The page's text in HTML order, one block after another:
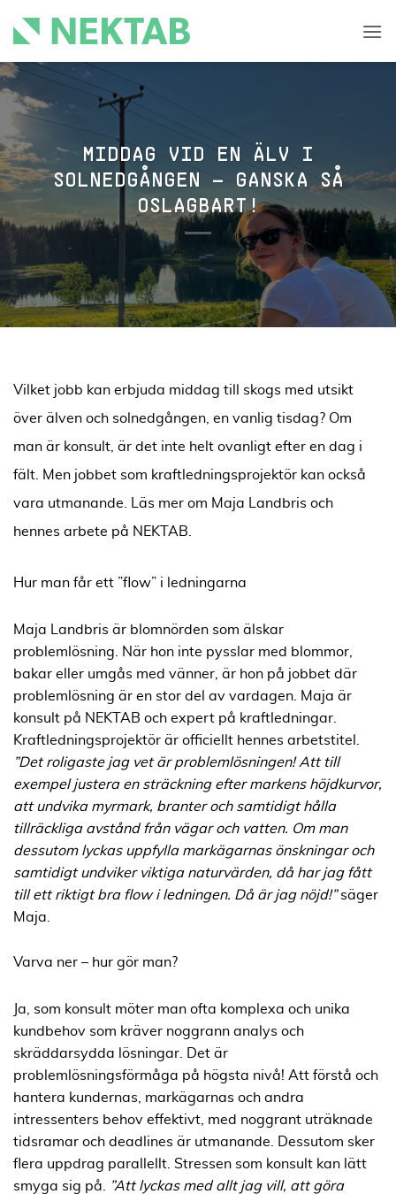
MIDDAG VID EN ÄLV I
SOLNEDGÅNGEN – GANSKA SÅ
OSLAGBART!
Vilket jobb kan erbjuda middag till skogs med utsikt
över älven och solnedgången, en vanlig tisdag? Om
man är konsult, är det inte helt ovanligt efter en dag i
fält. Men jobbet som kraftledningsprojektör kan också
vara utmanande. Läs mer om Maja Landbris och
hennes arbete på NEKTAB.
Hur man får ett ”flow” i ledningarna
Maja Landbris är blomnörden som älskar
problemlösning. När hon inte pysslar med blommor,
bakar eller umgås med vänner, är hon på jobbet där
problemlösning är en stor del av vardagen. Maja är
konsult på NEKTAB och expert på kraftledningar.
Kraftledningsprojektör är officiellt hennes arbetstitel.
”Det roligaste jag vet är problemlösningen! Att till
exempel justera en sträckning efter markens höjdkurvor,
att undvika myrmark, branter och samtidigt hålla
tillräckliga avstånd från vägar och vatten. Om man
dessutom lyckas uppfylla markägarnas önskningar och
samtidigt undviker viktiga naturvärden, då har jag fått
till ett riktigt bra flow i ledningen. Då är jag nöjd!”säger
Maja.
Varva ner – hur gör man?
Ja,
som konsult möter man ofta komplexa och unika
kundbehov som kräver noggrann analys och
skräddarsydda lösningar. Det är
problemlösningsförmåga på högsta nivå! Att förstå och
hantera kundernas, markägarnas och andra
intressenters behov effektivt, med noggrant uträknade
tidsramar och deadlines är utmanande. Dessutom sker
flera uppdrag parallellt. Stressen som konsult kan lätt
smyga sig på.
”Att lyckas med allt jag vill, att göra